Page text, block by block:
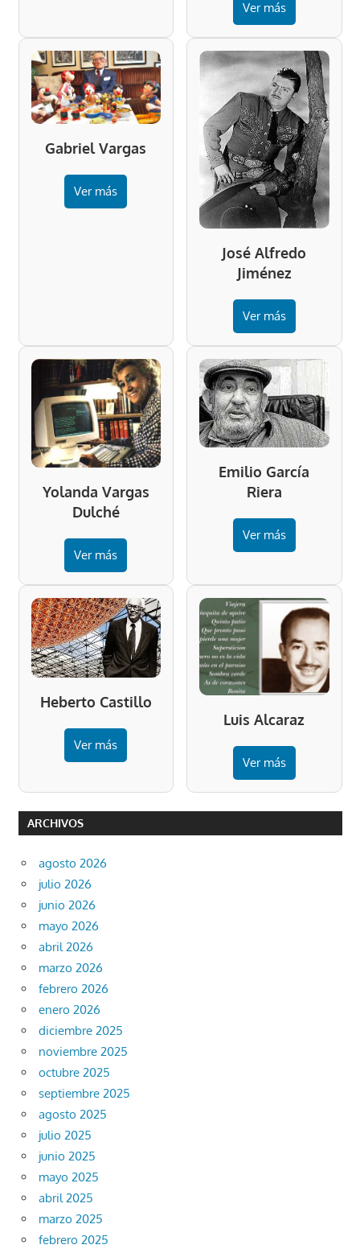
Ver más
Gabriel Vargas
Ver más
José Alfredo
Jiménez
Ver más
Yolanda Vargas
Dulché
Ver más
Emilio García
Riera
Ver más
Heberto Castillo
Ver más
Luis Alcaraz
Ver más
ARCHIVOS
agosto 2026
julio 2026
junio 2026
mayo 2026
abril 2026
marzo 2026
febrero 2026
enero 2026
diciembre 2025
noviembre 2025
octubre 2025
septiembre 2025
agosto 2025
julio 2025
junio 2025
mayo 2025
abril 2025
marzo 2025
febrero 2025